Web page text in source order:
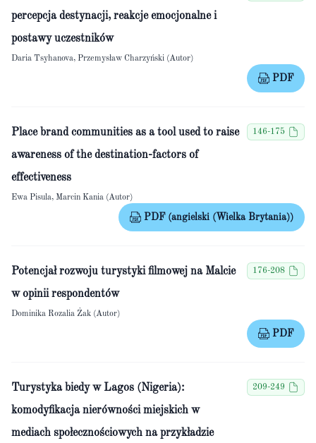
percepcja destynacji, reakcje emocjonalne i
postawy uczestników
Daria Tsyhanova, Przemysław Charzyński (Autor)
PDF
Place brand communities as a tool used to raise
awareness of the destination-factors of
effectiveness
146-175
Ewa Pisula, Marcin Kania (Autor)
PDF (angielski (Wielka Brytania))
Potencjał rozwoju turystyki filmowej na Malcie
w opinii respondentów
176-208
Dominika Rozalia Żak (Autor)
PDF
Turystyka biedy w Lagos (Nigeria):
komodyfikacja nierówności miejskich w
mediach społecznościowych na przykładzie
209-249